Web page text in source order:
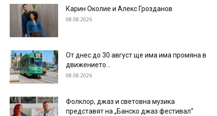
Карин Околие и Алекс Грозданов
08.08.2026
От днес до 30 август ще има има промяна в
движението...
08.08.2026
Фолклор, джаз и световна музика
представят на „Банско джаз фестивал“